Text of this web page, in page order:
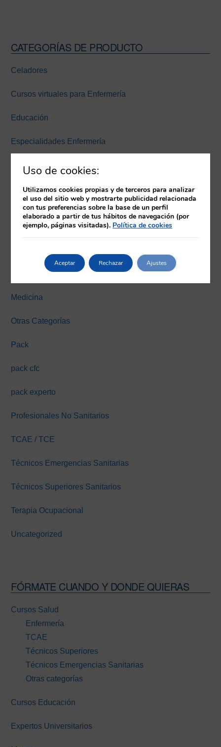
Barra
lateral
CATEGORÍAS DE PRODUCTO
Celadores
Cursos virtuales para Enfermería
Educación
Especialidades Enfermería
Experiencia inmersiva
Expertos Enfermería Universidad Europea Miguel de
Cervantes
Farmacia
Máster y Expertos Online
Medicina
Otras Categorías
Pack
pack cfc
pack experto
Profesionales No Sanitarios
TCAE / TCE
Técnicos Emergencias Sanitarias
Técnicos Superiores Sanitarios
Terapia Ocupacional
Uncategorized
FÓRMATE CUANDO Y DONDE QUIERAS
Cursos Salud
Enfermería
TCAE
Técnicos Superiores
Técnicos Emergencias Sanitarias
Otras categorías
Cursos Educación
Expertos Universitarios
Uso de cookies:
Utilizamos cookies propias y de terceros para analizar
el uso del sitio web y mostrarte publicidad relacionada
con tus preferencias sobre la base de un perfil
elaborado a partir de tus hábitos de navegación (por
ejemplo, páginas visitadas). Política de cookies
Aceptar Rechazar Ajustes